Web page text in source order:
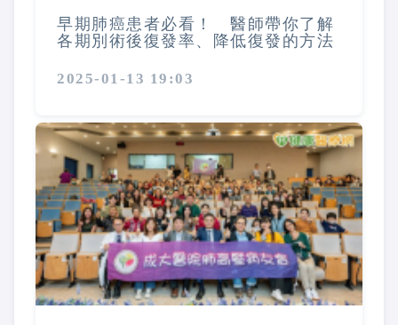
早期肺癌患者必看！ 醫師帶你了解
各期別術後復發率、降低復發的方法
2025-01-13 19:03